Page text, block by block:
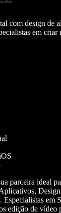
com design de
em criar
parceira ideal
Especialistas em
edição de